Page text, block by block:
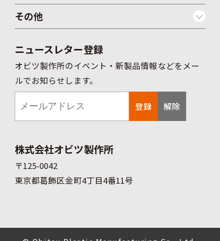
その他
ニュースレター登録
オビツ製作所のイベント・新製品情報などをメー
ルでお知らせします。
登録 解除
株式会社オビツ製作所
〒125-0042
東京都葛飾区金町4丁目4番11号